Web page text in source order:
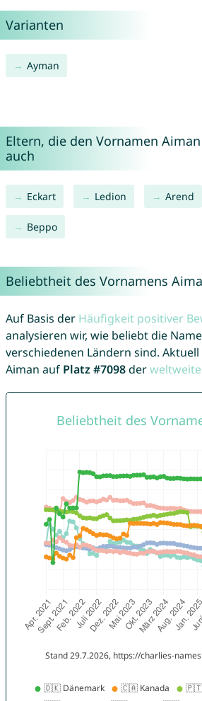
Varianten
Ayman
Eltern, die den Vornamen
auch
Eckart Ledion Arend
Beppo
Beliebtheit des Vornamens
Auf Basis der Häufigkeit positiver
analysieren wir, wie beliebt die
verschiedenen Ländern sind.
Aiman auf Platz #7098der